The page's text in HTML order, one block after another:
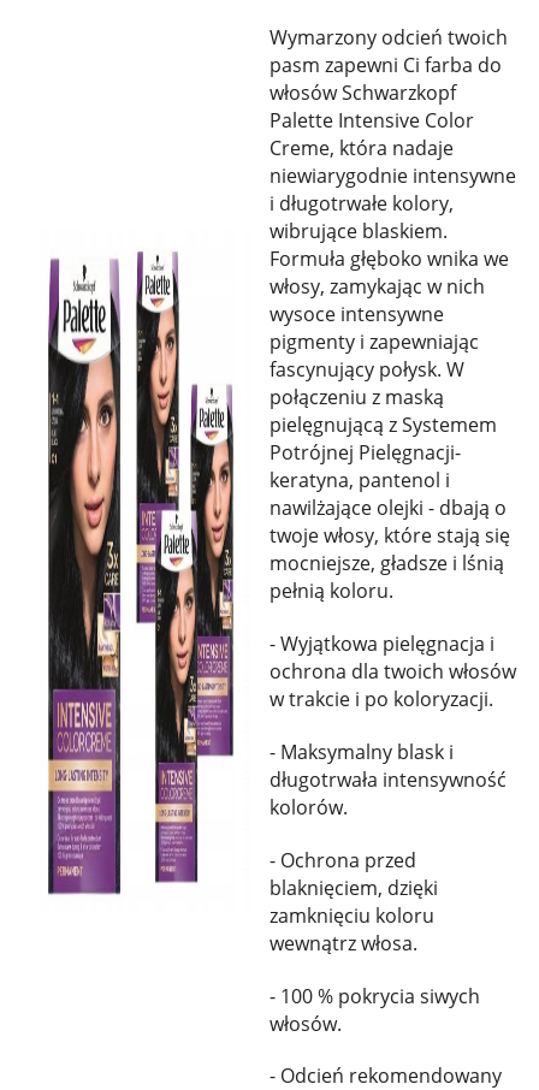
Wymarzony odcień twoich
pasm zapewni Ci farba do
włosów Schwarzkopf
Palette Intensive Color
Creme, która nadaje
niewiarygodnie intensywne
i długotrwałe kolory,
wibrujące blaskiem.
Formuła głęboko wnika we
włosy, zamykając w nich
wysoce intensywne
pigmenty i zapewniając
fascynujący połysk. W
połączeniu z maską
pielęgnującą z Systemem
Potrójnej Pielęgnacji-
keratyna, pantenol i
nawilżające olejki - dbają o
twoje włosy, które stają się
mocniejsze, gładsze i lśnią
pełnią koloru.
- Wyjątkowa pielęgnacja i
ochrona dla twoich włosów
w trakcie i po koloryzacji.
- Maksymalny blask i
długotrwała intensywność
kolorów.
- Ochrona przed
blaknięciem, dzięki
zamknięciu koloru
wewnątrz włosa.
- 100 % pokrycia siwych
włosów.
- Odcień rekomendowany